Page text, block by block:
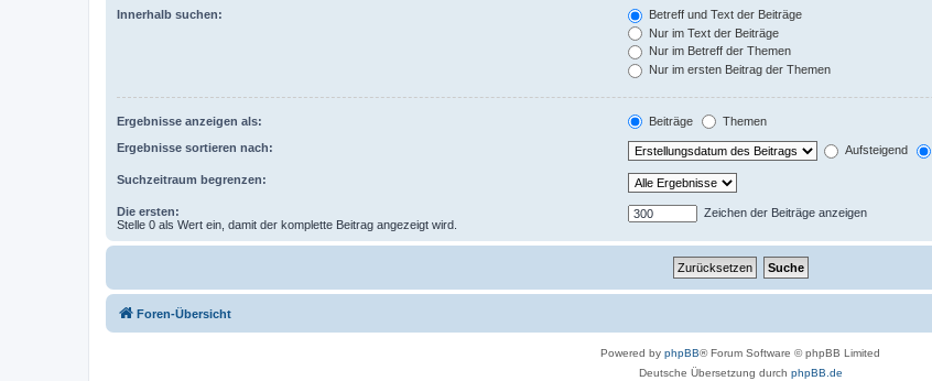
Innerhalb suchen:
Betreff und Text der Beiträge
Nur im Text der Beiträge
Nur im Betreff der Themen
Nur im ersten Beitrag der Themen
Ergebnisse anzeigen als: Beiträge Themen
Ergebnisse sortieren nach: Aufsteigend
Suchzeitraum begrenzen:
Die ersten:
Stelle 0 als Wert ein, damit der komplette Beitrag angezeigt wird.
Zeichen der Beiträge anzeigen
Foren-Übersicht
Powered by phpBB® Forum Software © phpBB Limited
Deutsche Übersetzung durch phpBB.de